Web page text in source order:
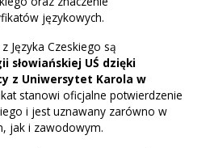
językowych.
Języka Czeskiego są
słowiańskiej UŚ dzięki
z Uniwersytet Karola w
stanowi oficjalne potwierdzenie
i jest uznawany zarówno w
jak i zawodowym.